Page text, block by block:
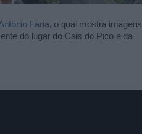
Faria, o qual mostra imagens
do lugar do Cais do Pico e da